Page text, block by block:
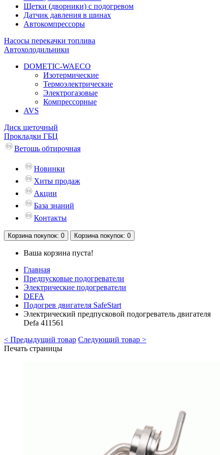
Щетки (дворники) с подогревом
Датчик давления в шинах
Автокомпрессоры
Насосы перекачки топлива
Автохолодильники
DOMETIC-WAECO
Изотермические
Термоэлектрические
Электрогазовые
Компрессорные
AVS
Диск щеточный
Прокладки ГБЦ
Ветошь обтирочная
Новинки
Хиты продаж
Акции
База знаний
Контакты
Корзина покупок: 0 Корзина покупок: 0
Ваша корзина пуста!
Главная
Предпусковые подогреватели
Электрические подогреватели
DEFA
Подогрев двигателя SafeStart
Электрический предпусковой подогреватель двигателя
Defa 411561
< Предыдущий товар Следующий товар >
Печать страницы